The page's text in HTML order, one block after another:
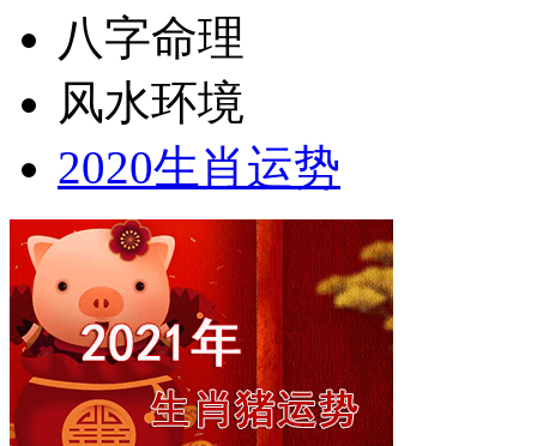
八字命理
风水环境
2020生肖运势